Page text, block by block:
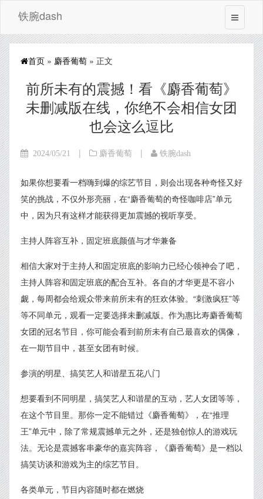
铁腕dash
首页 » 麝香葡萄 » 正文
前所未有的震撼！看《麝香葡萄》
未删减版在线，你绝不会相信女团
也会这么逗比
2024/05/21 | 麝香葡萄 | 铁腕dash
如果你想要看一档嗨到爆的综艺节目，则会出现各种奇怪又好
笑的挑战，不仅外形亮丽，在“麝香葡萄的奇怪咖啡店”单元
中，因为只有这样才能获得更加震撼的视听享受。
主持人阵容互补，固定班底颜值与才华兼备
相信大家对于主持人和固定班底的影响力已经心领神会了吧，
主持人阵容和固定班底的配合互补。各自的才华更是不容小
觑，每周都会给观众带来前所未有的狂欢体验。“刺激疯狂”等
等不同单元，观看一定要选择未删减版。作为惠比寿麝香葡萄
女团的冠名节目，你可能会看到前所未有自己最喜欢的偶像，
在一期节目中，甚至女团有时候。
参演的明星、搞笑艺人和谐星五花八门
想要看到不同明星，搞笑艺人和谐星的互动，艺人女团等等，
在这个节目里。那你一定不能错过《麝香葡萄》，在“推理
王”单元中，除了常规震撼单元之外，还是独创惊人的游戏玩
法。无论是震撼客串豪华的嘉宾阵容，《麝香葡萄》是一档以
搞笑访谈和游戏为主的综艺节目。
各类单元，节目内容随时都在燃烧